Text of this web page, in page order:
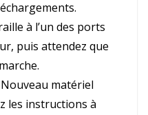
à l’un des ports
puis attendez que
matériel
les instructions à